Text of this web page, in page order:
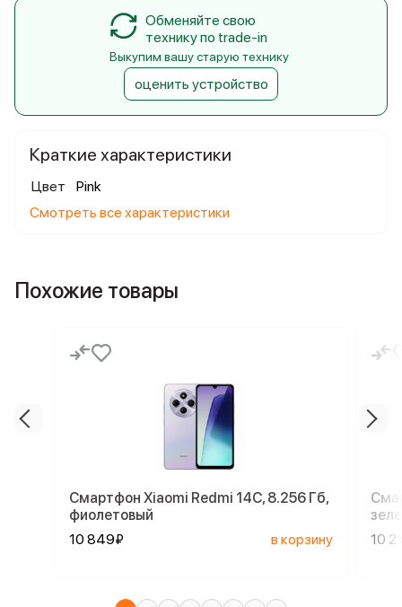
Краткие характеристики
Цвет
Pink
Смотреть все характеристики
Обменяйте свою
технику по trade-in
Выкупим вашу старую технику
оценить устройство
Похожие товары
Смартфон Xiaomi Redmi 14C, 8.256 Гб,
фиолетовый
10 849₽
в корзину
10